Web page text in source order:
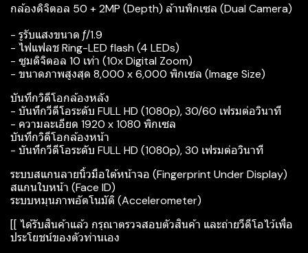
กล้องดิจิตอล 50 + 2MP (Depth) ล้านพิกเซล (Dual Camera)
- รูรับแสงขนาด ƒ/1.9
- ไฟแฟลช Ring-LED flash (4 LEDs)
- ซูมดิจิตอล 10 เท่า (10x Digital Zoom)
- ขนาดภาพสูงสุด 8,000 x 6,000 พิกเซล (Image Size)
บันทึกวิดีโอกล้องหลัง
- บันทึกวีดีโอระดับ FULL HD (1080p), 30/60 เฟรมต่อวินาที
- ความละเอียด 1920 x 1080 พิกเซล
บันทึกวิดีโอกล้องหน้า
- บันทึกวีดีโอระดับ FULL HD (1080p), 30 เฟรมต่อวินาที
ระบบสแกนลายนิ้วมือใต้หน้าจอ (Fingerprint Under Display)
สแกนใบหน้า (Face ID)
ระบบหมุนภาพอัตโนมัติ (Accelerometer)
[[ ได้รับสินค้าแล้ว กรุณาตรวจสอบตัวสินค้า และถ่ายวีดีโอไว้เพื่อ
ประโยชน์ของตัวท่านเอง